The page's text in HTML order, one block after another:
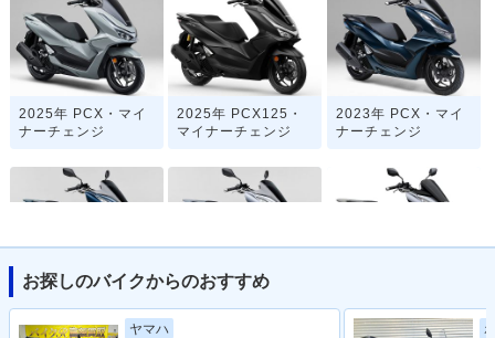
2025年 PCX・マイ
ナーチェンジ
2025年 PCX125・
マイナーチェンジ
2023年 PCX・マイ
ナーチェンジ
フルモデルチェンジ
お探しのバイクからのおすすめ
ヤマハ